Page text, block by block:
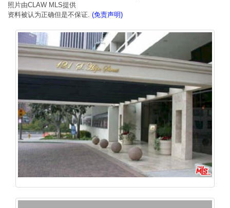
照片由CLAW MLS提供
资料被认为正确但是不保证. (免责声明)